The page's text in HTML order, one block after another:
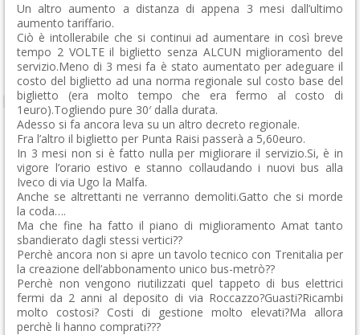
Un altro aumento a distanza di appena 3 mesi dall’ultimo
aumento tariffario.
Ciò è intollerabile che si continui ad aumentare in così breve
tempo 2 VOLTE il biglietto senza ALCUN miglioramento del
servizio.Meno di 3 mesi fa è stato aumentato per adeguare il
costo del biglietto ad una norma regionale sul costo base del
biglietto (era molto tempo che era fermo al costo di
1euro).Togliendo pure 30′ dalla durata.
Adesso si fa ancora leva su un altro decreto regionale.
Fra l’altro il biglietto per Punta Raisi passerà a 5,60euro.
In 3 mesi non si è fatto nulla per migliorare il servizio.Si, è in
vigore l’orario estivo e stanno collaudando i nuovi bus alla
Iveco di via Ugo la Malfa.
Anche se altrettanti ne verranno demoliti.Gatto che si morde
la coda….
Ma che fine ha fatto il piano di miglioramento Amat tanto
sbandierato dagli stessi vertici??
Perchè ancora non si apre un tavolo tecnico con Trenitalia per
la creazione dell’abbonamento unico bus-metrò??
Perchè non vengono riutilizzati quel tappeto di bus elettrici
fermi da 2 anni al deposito di via Roccazzo?Guasti?Ricambi
molto costosi? Costi di gestione molto elevati?Ma allora
perchè li hanno comprati???